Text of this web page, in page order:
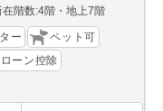
在階数:4階・地上7階
ー
ペット可
ーン控除